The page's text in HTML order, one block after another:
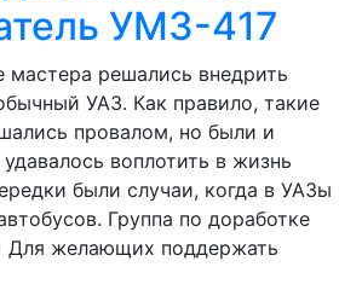
УМЗ-417
решались внедрить
УАЗ. Как правило, такие
провалом, но были и
воплотить в жизнь
были случаи, когда в УАЗы
Группа по доработке
Для желающих поддержать